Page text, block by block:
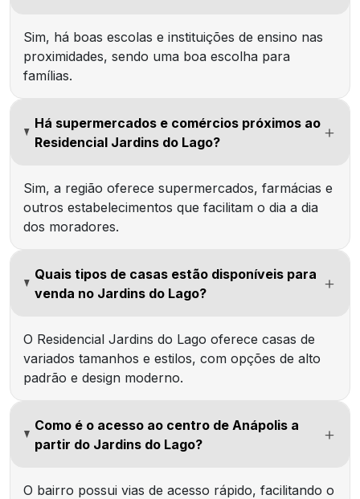
Sim, há boas escolas e instituições de ensino nas
proximidades, sendo uma boa escolha para
famílias.
Há supermercados e comércios próximos ao
Residencial Jardins do Lago?
Sim, a região oferece supermercados, farmácias e
outros estabelecimentos que facilitam o dia a dia
dos moradores.
Quais tipos de casas estão disponíveis para
venda no Jardins do Lago?
O Residencial Jardins do Lago oferece casas de
variados tamanhos e estilos, com opções de alto
padrão e design moderno.
Como é o acesso ao centro de Anápolis a
partir do Jardins do Lago?
O bairro possui vias de acesso rápido, facilitando o